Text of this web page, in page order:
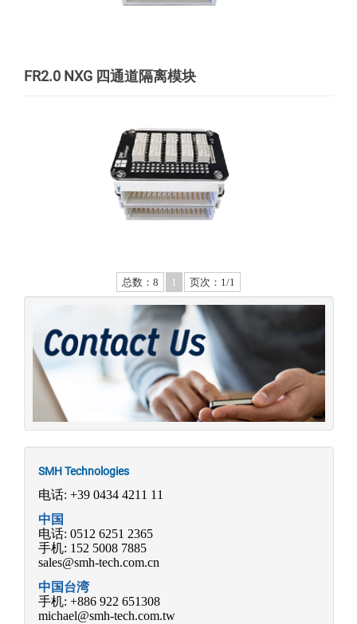
FR2.0 NXG 四通道隔离模块
总数：8 1 页次：1/1
SMH Technologies
电话: +39 0434 4211 11
中国
电话: 0512 6251 2365
手机: 152 5008 7885
sales@smh-tech.com.cn
中国台湾
手机: +886 922 651308
michael@smh-tech.com.tw